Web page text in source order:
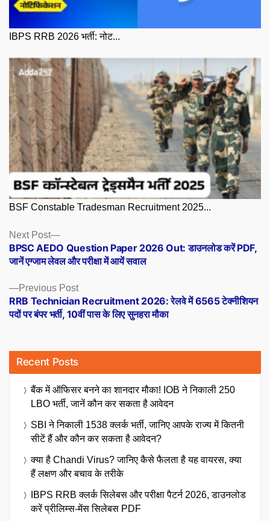
IBPS RRB 2026 भर्ती: नोट...
BSF Constable Tradesman Recruitment 2025...
Posts
navigation
Previous PostPrevious
post:
RRB Technician Recruitment 2026: रेलवे में 6565 टेक्नीशियन
पदों पर बंपर भर्ती, 10वीं पास के लिए सुनहरा मौका
Next Post
Next
post:
BPSC AEDO Question Paper 2026 Out: डाउनलोड करें PDF,
जानें एग्जाम लेवल और परीक्षा में आयें सवाल
Recent Posts
बैंक में ऑफिसर बनने का शानदार मौका! IOB ने निकाली 250
LBO भर्ती, जानें कौन कर सकता है आवेदन
SBI ने निकाली 1538 क्लर्क भर्ती, जानिए आपके राज्य में कितनी
सीटें हैं और कौन कर सकता है आवेदन?
क्या है Chandi Virus? जानिए कैसे फैलता है यह वायरस, क्या
हैं लक्षण और बचाव के तरीके
IBPS RRB क्लर्क सिलेबस और परीक्षा पैटर्न 2026, डाउनलोड
करें प्रीलिम्स-मेंस सिलेबस PDF